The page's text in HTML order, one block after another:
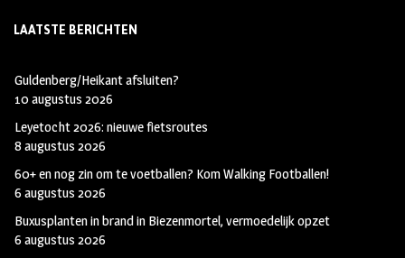
LAATSTE BERICHTEN
Guldenberg/Heikant afsluiten?
10 augustus 2026
Leyetocht 2026: nieuwe fietsroutes
8 augustus 2026
60+ en nog zin om te voetballen? Kom Walking Footballen!
6 augustus 2026
Buxusplanten in brand in Biezenmortel, vermoedelijk opzet
6 augustus 2026